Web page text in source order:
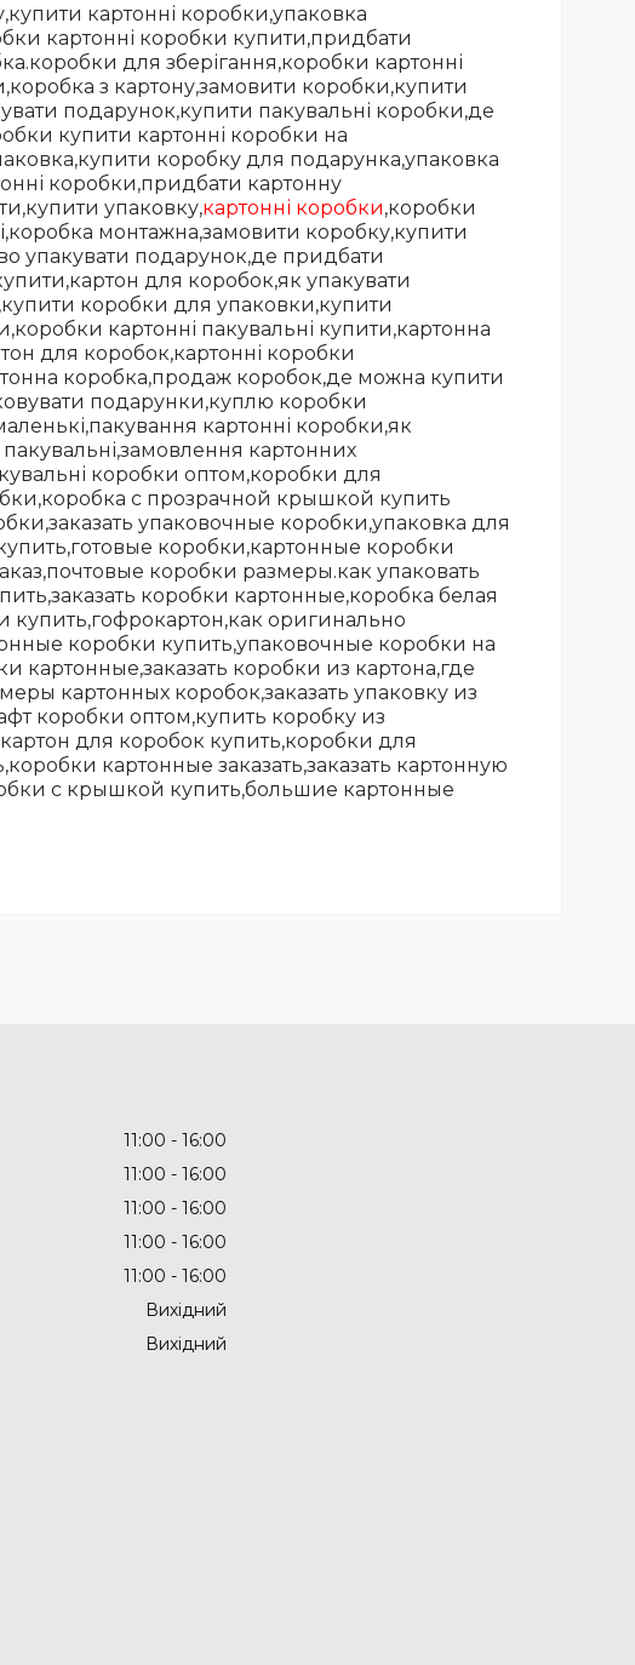
картонні коробки,упаковка
картонні коробки купити,придбати
для зберігання,коробки картонні
з картону,замовити коробки,купити
подарунок,купити пакувальні коробки,де
купити картонні коробки на
коробку для подарунка,упаковка
коробки,придбати картонну
упаковку,картонні коробки,коробки
монтажна,замовити коробку,купити
упакувати подарунок,де придбати
для коробок,як упакувати
коробки для упаковки,купити
картонні пакувальні купити,картонна
для коробок,картонні коробки
коробка,продаж коробок,де можна купити
подарунки,куплю коробки
картонні коробки,як
картонних
коробки оптом,коробки для
с прозрачной крышкой купить
упаковочные коробки,упаковка для
коробки,картонные коробки
коробки размеры.как упаковать
коробки картонные,коробка белая
купить,гофрокартон,как оригинально
коробки купить,упаковочные коробки на
картонные,заказать коробки из картона,где
картонных коробок,заказать упаковку из
коробки оптом,купить коробку из
для коробок купить,коробки для
картонные заказать,заказать картонную
с крышкой купить,большие картонные
11:00
16:00
11:00
16:00
11:00
16:00
11:00
16:00
11:00
16:00
Вихідний
Вихідний